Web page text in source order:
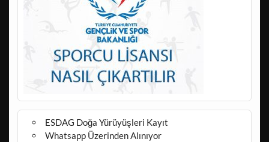
ESDAG Doğa Yürüyüşleri Kayıt
Whatsapp Üzerinden Alınıyor